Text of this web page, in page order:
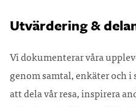
Utvärdering &
Vi dokumenterar våra
genom samtal, enkäter och
att dela vår resa, inspirera